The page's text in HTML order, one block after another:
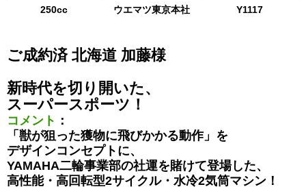
250cc
ウエマツ東京本社
Y1117
ご成約済 北海道 加藤様
新時代を切り開いた、
スーパースポーツ！
コメント ：
「獣が狙った獲物に飛びかかる動作」を
デザインコンセプトに、
YAMAHA二輪事業部の社運を賭けて登場した、
高性能・高回転型2サイクル・水冷2気筒マシン！